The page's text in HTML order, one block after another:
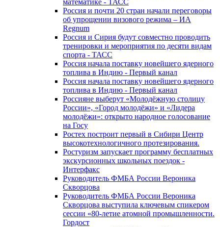
математике - ТАСС
Россия и почти 20 стран начали переговоры
об упрощении визового режима – ИА
Regnum
Россия и Сирия будут совместно проводить
тренировки и мероприятия по десяти видам
спорта - ТАСС
Россия начала поставку новейшего ядерного
топлива в Индию - Первый канал
Россия начала поставку новейшего ядерного
топлива в Индию - Первый канал
Россияне выберут «Молодёжную столицу
России», «Город молодёжи» и «Лидера
молодёжи»: открыто народное голосование
на Госу
Ростех построит первый в Сибири Центр
высокотехнологичного протезирования.
Ростуризм запускает программу бесплатных
экскурсионных школьных поездок -
Интерфакс
Руководитель ФМБА России Вероника
Скворцова
Руководитель ФМБА России Вероника
Скворцова выступила ключевым спикером
сессии «80-летие атомной промышленности.
Гордост